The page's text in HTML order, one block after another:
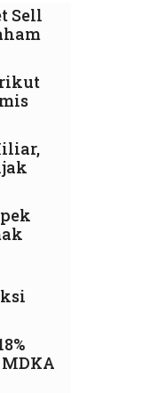
Sell